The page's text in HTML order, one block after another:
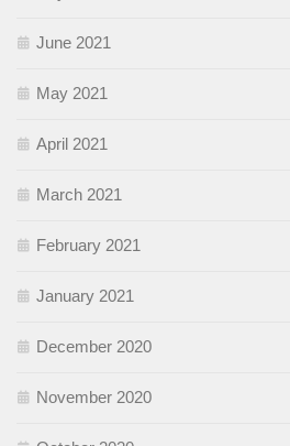
June 2021
May 2021
April 2021
March 2021
February 2021
January 2021
December 2020
November 2020